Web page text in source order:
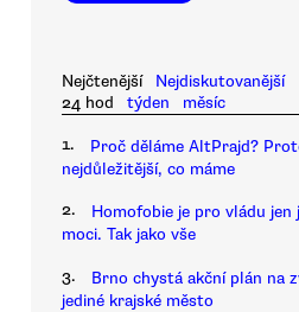
Nejčtenější
Nejdiskutovanější
24 hod
týden měsíc
1.
Proč děláme AltPrajd?
nejdůležitější, co máme
2.
Homofobie je pro vládu jen
moci. Tak jako vše
3.
Brno chystá akční plán na
jediné krajské město